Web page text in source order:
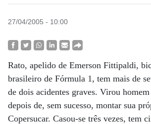
27/04/2005 - 10:00
Rato, apelido de Emerson Fittipaldi,
brasileiro de Fórmula 1, tem mais de
de dois acidentes graves. Virou
depois de, sem sucesso, montar sua
Copersucar. Casou-se três vezes, tem